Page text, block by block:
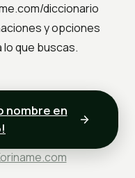
diccionario
y opciones
que buscas.
nombre en